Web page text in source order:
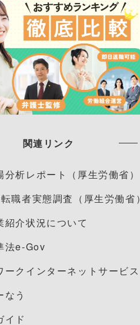
関連リンク
分析レポート（厚生労働省）
職者実態調査（厚生労働省）
紹介状況について
法e-Gov
ークインターネットサービス
なう
イド